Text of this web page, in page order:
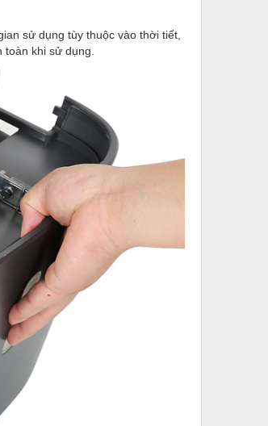
sử dụng tùy thuộc vào thời tiết,
khi sử dụng.